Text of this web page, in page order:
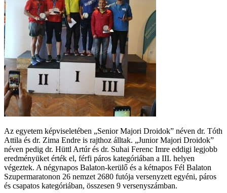
Az egyetem képviseletében „Senior Majori Droidok” néven dr. Tóth
Attila és dr. Zima Endre is rajthoz álltak. „Junior Majori Droidok”
néven pedig dr. Hüttl Artúr és dr. Suhai Ferenc Imre eddigi legjobb
eredményüket érték el, férfi páros kategóriában a III. helyen
végeztek. A négynapos Balaton-kerülő és a kétnapos Fél Balaton
Szupermaratonon 26 nemzet 2680 futója versenyzett egyéni, páros
és csapatos kategóriában, összesen 9 versenyszámban.